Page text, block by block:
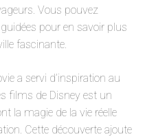
Vous pouvez
pour en savoir plus
fascinante.
a servi d’inspiration au
films de Disney est un
la magie de la vie réelle
Cette découverte ajoute